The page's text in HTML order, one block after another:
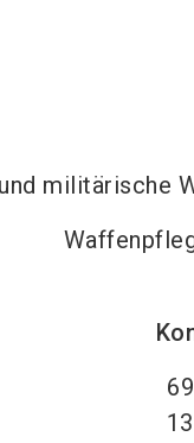
militärische